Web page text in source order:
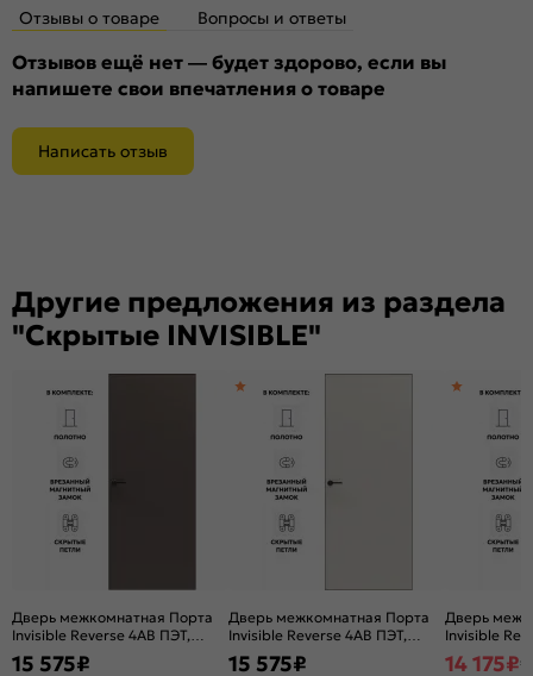
Отзывы о товаре Вопросы и ответы
Отзывов ещё нет — будет здорово, если вы
напишете свои впечатления о товаре
Написать отзыв
Другие предложения из раздела
"Скрытые INVISIBLE"
Дверь межкомнатная Порта
Invisible Reverse 4AB ПЭТ,
правое открывание, Keramik
Brown, глухая, скрытая,
15 575₽
Дверь межкомнатная Порта
Invisible Reverse 4AB ПЭТ,
правое открывание, Keramik
Valse, глухая, скрытая, кромка
15 575₽
Дверь
Invisible
правое
Graphite,
14 175₽